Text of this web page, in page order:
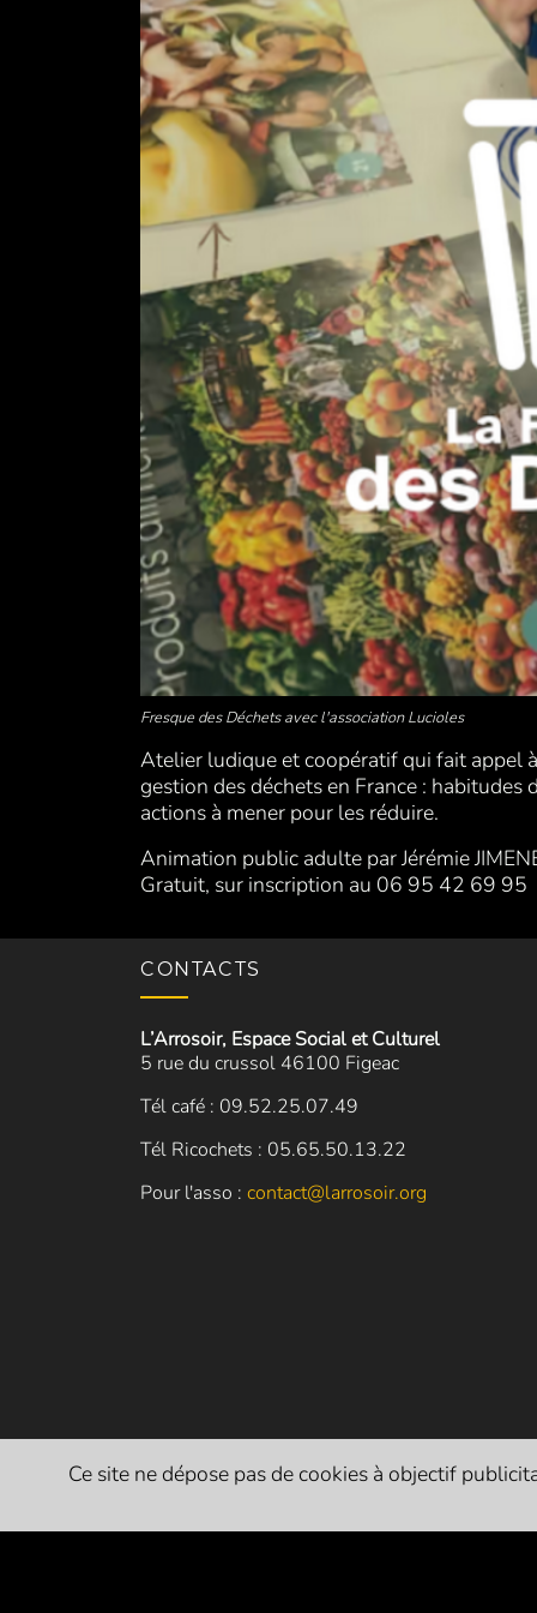
Fresque des Déchets avec l'association Lucioles
Atelier ludique et coopératif qui fait appel
gestion des déchets en France :
actions à mener pour les réduire.
Animation public adulte par Jérémie
Gratuit, sur inscription au 06 95 42 69 95
CONTACTS
L’Arrosoir, Espace Social et Culturel
5 rue du crussol 46100 Figeac
Tél café : 09.52.25.07.49
Tél Ricochets : 05.65.50.13.22
Pour l'asso : contact@larrosoir.org
Ce site ne dépose pas de cookies à objectif